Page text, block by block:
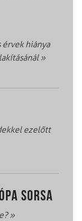
érvek hiánya
»
ezelőtt
SORSA
»